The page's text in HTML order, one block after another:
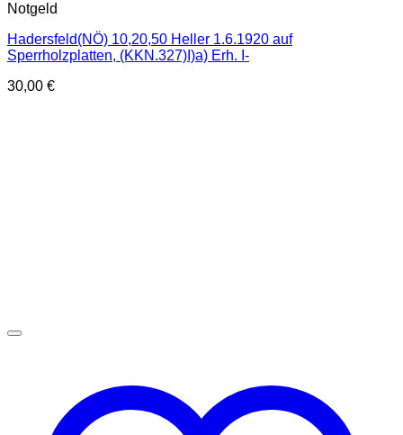
Notgeld
Hadersfeld(NÖ) 10,20,50 Heller 1.6.1920 auf
Sperrholzplatten, (KKN.327)I)a) Erh. I-
30,00 €